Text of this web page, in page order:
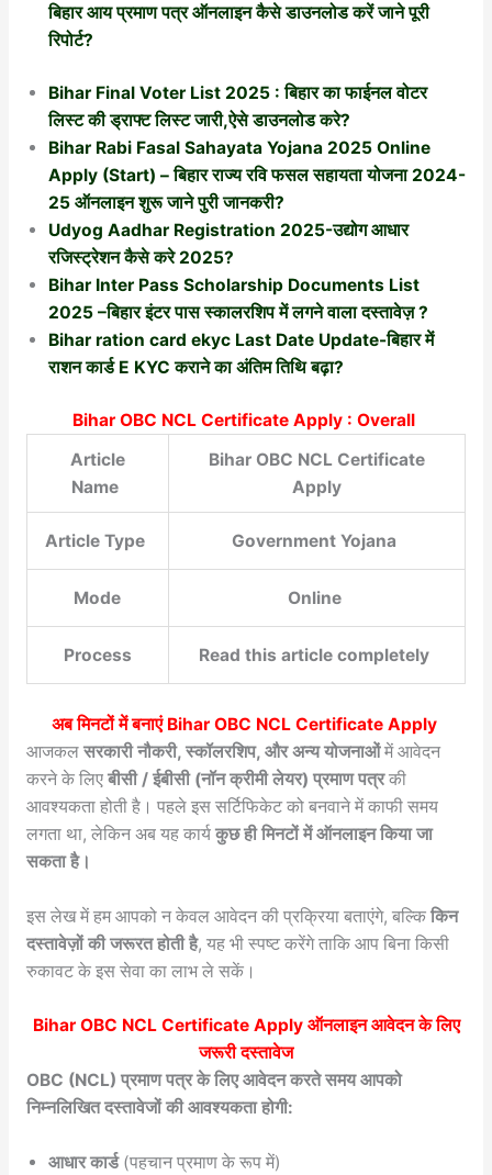
बिहार आय प्रमाण पत्र ऑनलाइन कैसे डाउनलोड करें जाने पूरी
रिपोर्ट?
Bihar Final Voter List 2025 : बिहार का फाईनल वोटर
लिस्ट की ड्राफ्ट लिस्ट जारी,ऐसे डाउनलोड करे?
Bihar Rabi Fasal Sahayata Yojana 2025 Online
Apply (Start) – बिहार राज्य रवि फसल सहायता योजना 2024-
25 ऑनलाइन शुरू जाने पुरी जानकरी?
Udyog Aadhar Registration 2025-उद्योग आधार
रजिस्ट्रेशन कैसे करे 2025?
Bihar Inter Pass Scholarship Documents List
2025 –बिहार इंटर पास स्कालरशिप में लगने वाला दस्तावेज़ ?
Bihar ration card ekyc Last Date Update-बिहार में
राशन कार्ड E KYC कराने का अंतिम तिथि बढ़ा?
Bihar OBC NCL Certificate Apply : Overall
Article
Name
Bihar OBC NCL Certificate
Apply
Article Type Government Yojana
Mode Online
Process Read this article completely
अब मिनटों में बनाएं Bihar OBC NCL Certificate Apply
आजकल सरकारी नौकरी, स्कॉलरशिप, और अन्य योजनाओंमें आवेदन
करने के लिए बीसी / ईबीसी (नॉन क्रीमी लेयर) प्रमाण पत्रकी
आवश्यकता होती है। पहले इस सर्टिफिकेट को बनवाने में काफी समय
लगता था, लेकिन अब यह कार्य कुछ ही मिनटों में ऑनलाइन किया जा
सकता है।
इस लेख में हम आपको न केवल आवेदन की प्रक्रिया बताएंगे, बल्कि किन
दस्तावेज़ों की जरूरत होती है, यह भी स्पष्ट करेंगे ताकि आप बिना किसी
रुकावट के इस सेवा का लाभ ले सकें।
Bihar OBC NCL Certificate Apply ऑनलाइनआवेदन के लिए
जरूरी दस्तावेज
OBC (NCL) प्रमाण पत्र के लिए आवेदन करते समय आपको
निम्नलिखित दस्तावेजों की आवश्यकता होगी:
आधार कार्ड(पहचान प्रमाण के रूप में)